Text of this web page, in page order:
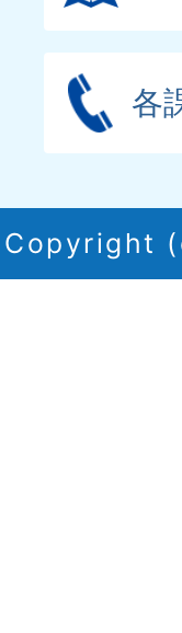
各
Copyright